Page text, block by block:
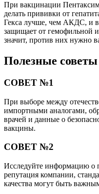
При вакцинации
делать прививки от
Гекса лучше, чем АКДС, и
защищает от гемофильной
значит, против них нужно
Полезные советы
СОВЕТ №1
При выборе между
импортными аналогами,
врачей и данные о
вакцины.
СОВЕТ №2
Исследуйте информацию о
репутация компании,
качества могут быть